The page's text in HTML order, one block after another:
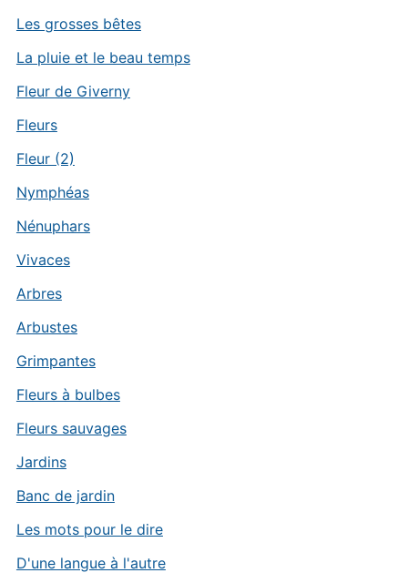
Les grosses bêtes
La pluie et le beau temps
Fleur de Giverny
Fleurs
Fleur (2)
Nymphéas
Nénuphars
Vivaces
Arbres
Arbustes
Grimpantes
Fleurs à bulbes
Fleurs sauvages
Jardins
Banc de jardin
Les mots pour le dire
D'une langue à l'autre